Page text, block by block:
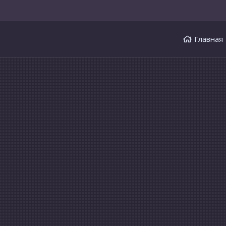
Главная